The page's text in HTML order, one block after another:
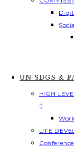
UN SDGS &
HIGH
LIFE